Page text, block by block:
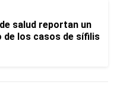
salud reportan un
de los casos de sífilis